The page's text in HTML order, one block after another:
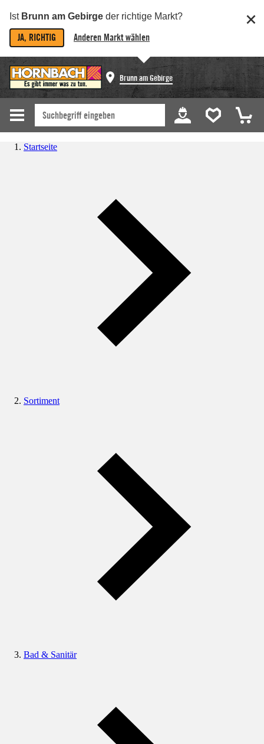
Ist Brunn am Gebirge der richtige Markt?
JA, RICHTIG Anderen Markt wählen
Brunn am Gebirge
Startseite
Sortiment
Bad & Sanitär